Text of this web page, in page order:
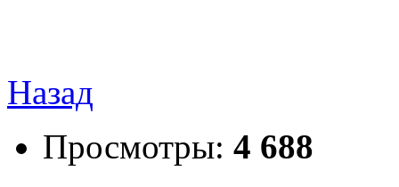
Назад
Просмотры: 4 688